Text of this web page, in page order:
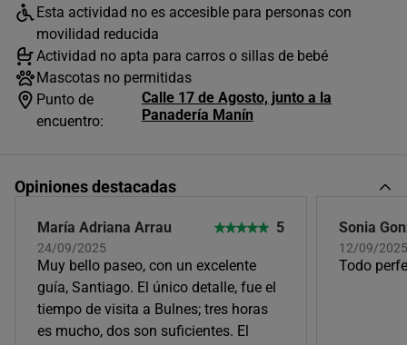
Único horario disponible
Esta actividad no es accesible para personas con
movilidad reducida
Actividad no apta para carros o sillas de bebé
Mascotas no permitidas
Punto de
encuentro:
Calle 17 de Agosto, junto a la
Panadería Manín
Opiniones destacadas
María Adriana Arrau
24/09/2025
5
Muy bello paseo, con un excelente
guía, Santiago. El único detalle, fue el
tiempo de visita a Bulnes; tres horas
es mucho, dos son suficientes. El
Sonia
12/09/2025
Todo